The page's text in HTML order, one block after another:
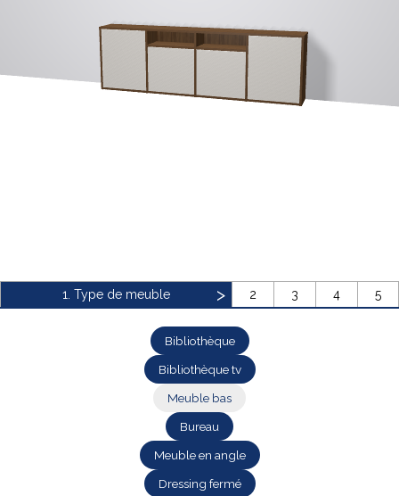
Bureau Verrière
Portes
Coulissantes
1. Type de meuble 2 3 4 5
Bibliothèque
Bibliothèque tv
Meuble bas
Bureau
Meuble en angle
Dressing fermé